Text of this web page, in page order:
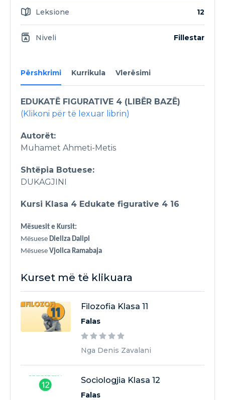
Përshkrimi Kurrikula Vlerësimi
EDUKATË FIGURATIVE 4 (LIBËR BAZË)
(Klikoni për të lexuar librin)
Autorët:
Muhamet Ahmeti-Metis
Shtëpia Botuese:
DUKAGJINI
Kursi Klasa 4 Edukate figurative 4 16
Mësuesit e Kursit:
Mësuese Diellza Dalipi
Mësuese Vjollca Ramabaja
Leksione 12
Niveli Fillestar
Kurset më të klikuara
Filozofia Klasa 11
Falas
Nga Denis Zavalani
Sociologjia Klasa 12
Falas